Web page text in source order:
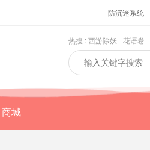
防沉迷系统
热搜 :西游除妖 花语卷
商城